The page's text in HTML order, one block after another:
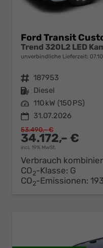
Ford Transit
Trend 320L2 LED
unverbindliche Lieferzeit:
Fahrzeugnr. 187953
Kraftstoff Diesel
Leistung 110 kW (150 PS)
31.07.2026
34.172,– €
incl. 19% MwSt.
53.490,– €
Verbrauch
CO2-Klasse: G
CO2-Emissionen: